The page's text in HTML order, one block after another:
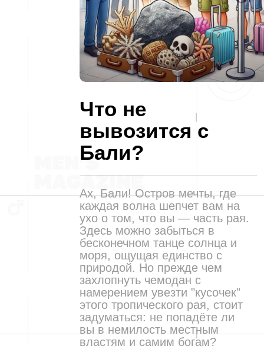
Что не
вывозится с
Бали?
Ах, Бали! Остров мечты, где
каждая волна шепчет вам на
ухо о том, что вы — часть рая.
Здесь можно забыться в
бесконечном танце солнца и
моря, ощущая единство с
природой. Но прежде чем
захлопнуть чемодан с
намерением увезти "кусочек"
этого тропического рая, стоит
задуматься: не попадёте ли
вы в немилость местным
властям и самим богам?